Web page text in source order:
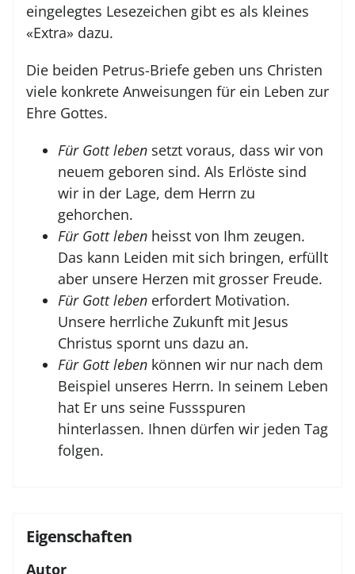
eingelegtes Lesezeichen gibt es als kleines
«Extra» dazu.
Die beiden Petrus-Briefe geben uns Christen
viele konkrete Anweisungen für ein Leben zur
Ehre Gottes.
Für Gott leben setzt voraus, dass wir von
neuem geboren sind. Als Erlöste sind
wir in der Lage, dem Herrn zu
gehorchen.
Für Gott leben heisst von Ihm zeugen.
Das kann Leiden mit sich bringen, erfüllt
aber unsere Herzen mit grosser Freude.
Für Gott leben erfordert Motivation.
Unsere herrliche Zukunft mit Jesus
Christus spornt uns dazu an.
Für Gott leben können wir nur nach dem
Beispiel unseres Herrn. In seinem Leben
hat Er uns seine Fussspuren
hinterlassen. Ihnen dürfen wir jeden Tag
folgen.
Eigenschaften
Autor